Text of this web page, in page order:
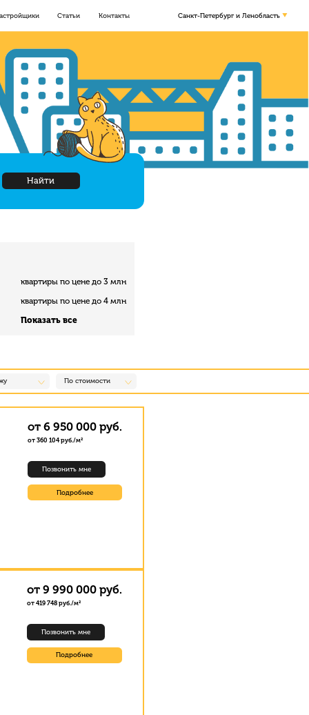
Статьи Контакты Санкт-Петербург и Ленобласть
Найти
квартиры по цене до 3 млн
квартиры по цене до 4 млн
Показать все
По стоимости
от 6 950 000 руб.
от 360 104 руб./м²
Позвонить мне
Подробнее
от 9 990 000 руб.
от 419 748 руб./м²
Позвонить мне
Подробнее